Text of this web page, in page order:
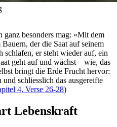
ganz besonders mag: «Mit dem
der die Saat auf seinem
schlafen, er steht wieder auf, ein
geht auf und wächst – wie, das
bringt die Erde Frucht hervor:
schliesslich das ausgereifte
4, Verse 26-28)
Lebenskraft